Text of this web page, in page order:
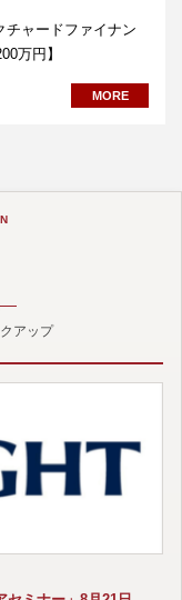
チャードファイナン
万円】
MORE
アップ